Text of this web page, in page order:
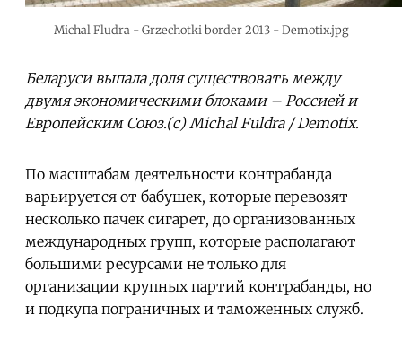
Michal Fludra - Grzechotki border 2013 - Demotix.jpg
Беларуси выпала доля существовать между
двумя экономическими блоками – Россией и
Европейским Союз.(c) Michal Fuldra / Demotix.
По масштабам деятельности контрабанда
варьируется от бабушек, которые перевозят
несколько пачек сигарет, до организованных
международных групп, которые располагают
большими ресурсами не только для
организации крупных партий контрабанды, но
и подкупа пограничных и таможенных служб.